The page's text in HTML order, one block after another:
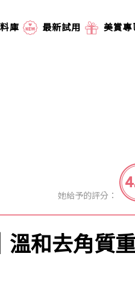
庫 最新試用 美賞專
她給予的評分：
溫和去角質